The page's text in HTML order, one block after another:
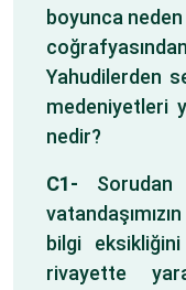
boyunca
Yahudilerden
medeniyetleri
nedir?
C1- Sorudan
bilgi
rivayette